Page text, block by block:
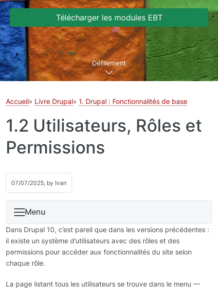
Télécharger les modules EBT
Défilement
Accueil Livre Drupal 1. Drupal : Fonctionnalités de base
1.2 Utilisateurs, Rôles et
Permissions
07/07/2025, by Ivan
Menu
Dans Drupal 10, c’est pareil que dans les versions précédentes :
il existe un système d’utilisateurs avec des rôles et des
permissions pour accéder aux fonctionnalités du site selon
chaque rôle.
La page listant tous les utilisateurs se trouve dans le menu —